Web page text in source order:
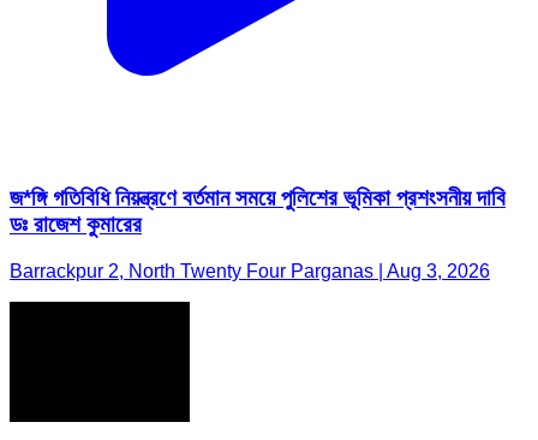
জ*ঙ্গি গতিবিধি নিয়ন্ত্রণে বর্তমান সময়ে পুলিশের ভূমিকা প্রশংসনীয় দাবি
ডঃ রাজেশ কুমারের
Barrackpur 2, North Twenty Four Parganas | Aug 3, 2026